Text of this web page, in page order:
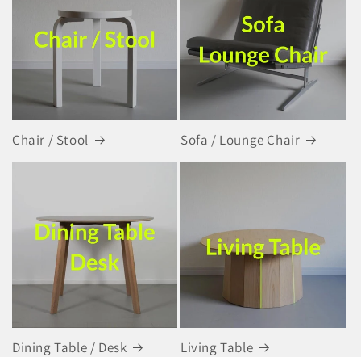
Chair / Stool Sofa / Lounge Chair
Dining Table / Desk Living Table